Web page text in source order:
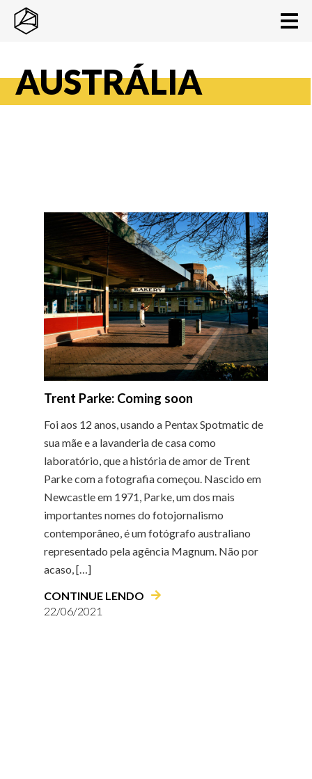
AUSTRÁLIA
Trent Parke: Coming soon
Foi aos 12 anos, usando a Pentax Spotmatic de
sua mãe e a lavanderia de casa como
laboratório, que a história de amor de Trent
Parke com a fotografia começou. Nascido em
Newcastle em 1971, Parke, um dos mais
importantes nomes do fotojornalismo
contemporâneo, é um fotógrafo australiano
representado pela agência Magnum. Não por
acaso, […]
22/06/2021
CONTINUE LENDO